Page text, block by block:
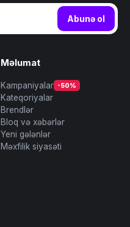
Abunə ol
Məlumat
Kampaniyalar -50%
Kateqoriyalar
Brendlər
Bloq və xəbərlər
Yeni gələnlər
Məxfilik siyasəti